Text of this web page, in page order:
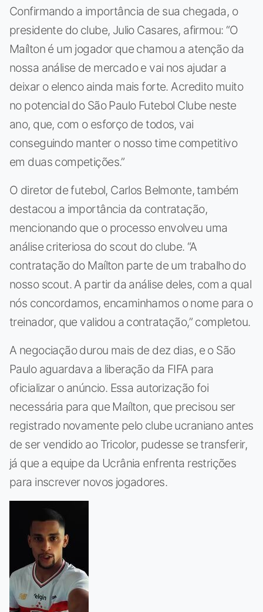
Confirmando a importância de sua chegada, o
presidente do clube, Julio Casares, afirmou: “O
Maílton é um jogador que chamou a atenção da
nossa análise de mercado e vai nos ajudar a
deixar o elenco ainda mais forte. Acredito muito
no potencial do São Paulo Futebol Clube neste
ano, que, com o esforço de todos, vai
conseguindo manter o nosso time competitivo
em duas competições.”
O diretor de futebol, Carlos Belmonte, também
destacou a importância da contratação,
mencionando que o processo envolveu uma
análise criteriosa do scout do clube. “A
contratação do Maílton parte de um trabalho do
nosso scout. A partir da análise deles, com a qual
nós concordamos, encaminhamos o nome para o
treinador, que validou a contratação,” completou.
A negociação durou mais de dez dias, e o São
Paulo aguardava a liberação da FIFA para
oficializar o anúncio. Essa autorização foi
necessária para que Maílton, que precisou ser
registrado novamente pelo clube ucraniano antes
de ser vendido ao Tricolor, pudesse se transferir,
já que a equipe da Ucrânia enfrenta restrições
para inscrever novos jogadores.